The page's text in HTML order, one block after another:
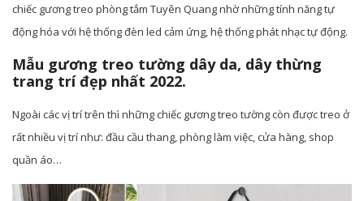
chiếc gương treo phòng tắm Tuyên Quang nhờ những tính năng tự
động hóa với hệ thống đèn led cảm ứng, hệ thống phát nhạc tự động.
Mẫu gương treo tường dây da, dây thừng
trang trí đẹp nhất 2022.
Ngoài các vị trí trên thì những chiếc gương treo tường còn được treo ở
rất nhiều vị trí như: đầu cầu thang, phòng làm việc, cửa hàng, shop
quần áo…